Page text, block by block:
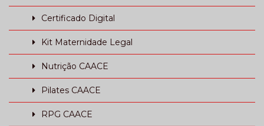
Certificado Digital
Kit Maternidade Legal
Nutrição CAACE
Pilates CAACE
RPG CAACE